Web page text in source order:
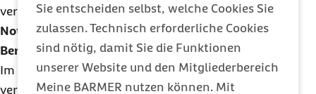
Sie entscheiden selbst, welche Cookies Sie
zulassen. Technisch erforderliche Cookies
sind nötig, damit Sie die Funktionen
unserer Website und den Mitgliederbereich
Meine BARMER nutzen können. Mit
veranschlagt.
Notwendig ist eine strukturelle Reform im
Bereich der Finanzierung der GKV
Im Zuge der Plenardebatte zum Haushalt desBMG
verwies Bundesgesundheitsminister Karl